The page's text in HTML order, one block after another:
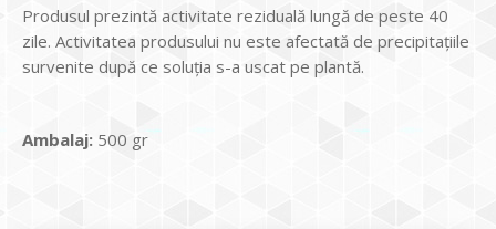
Produsul prezintă activitate reziduală lungă de peste 40
zile. Activitatea produsului nu este afectată de precipitațiile
survenite după ce soluția s-a uscat pe plantă.
Ambalaj: 500 gr